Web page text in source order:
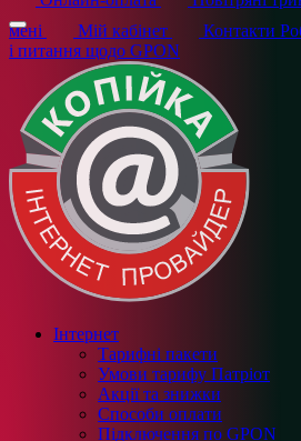
мені
Мій кабінет Контакти
і питання щодо GPON
Інтернет
Тарифні пакети
Умови тарифу Патріот
Акції та знижки
Способи оплати
Підключення по GPON